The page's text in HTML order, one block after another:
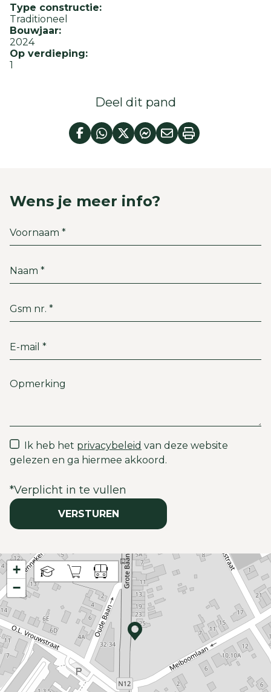
Type constructie:
Traditioneel
Bouwjaar:
2024
Op verdieping:
1
Deel dit pand
Wens je meer info?
Ik heb het privacybeleid van deze website
gelezen en ga hiermee akkoord.
*Verplicht in te vullen
VERSTUREN
+
−